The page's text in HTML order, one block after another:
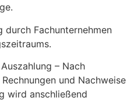
durch Fachunternehmen
– Nach
und Nachweise
wird anschließend